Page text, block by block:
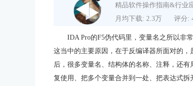
精品软件操作指南&行业
月均下载: 2.3万
评分:
IDA Pro的F5伪代码里，变量名之所以非
这当中的主要原因，在于反编译器所面对的
后，很多变量名、结构体的名称、注释，还
复使用、把多个变量合并到一处、把表达式拆